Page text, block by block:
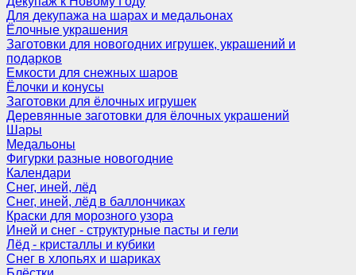
Для декупажа на шарах и медальонах
Ёлочные украшения
Заготовки для новогодних игрушек, украшений и
подарков
Емкости для снежных шаров
Ёлочки и конусы
Заготовки для ёлочных игрушек
Деревянные заготовки для ёлочных украшений
Шары
Медальоны
Фигурки разные новогодние
Календари
Снег, иней, лёд
Снег, иней, лёд в баллончиках
Краски для морозного узора
Иней и снег - структурные пасты и гели
Лёд - кристаллы и кубики
Снег в хлопьях и шариках